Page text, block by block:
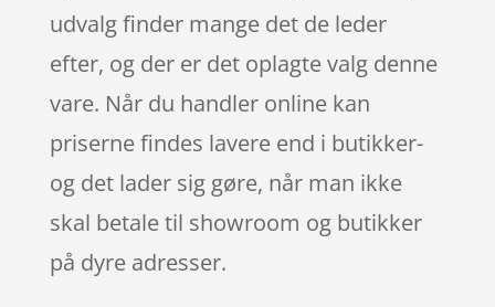
udvalg finder mange det de leder
efter, og der er det oplagte valg denne
vare. Når du handler online kan
priserne findes lavere end i butikker-
og det lader sig gøre, når man ikke
skal betale til showroom og butikker
på dyre adresser.